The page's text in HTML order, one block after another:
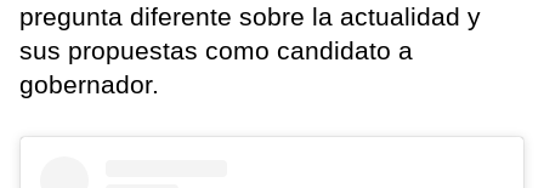
pregunta diferente sobre la actualidad y
sus propuestas como candidato a
gobernador.